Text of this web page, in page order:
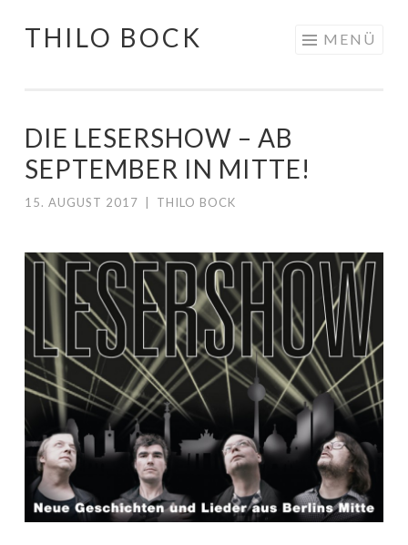
Springe
THILO BOCK MENÜ
DIE LESERSHOW – AB
SEPTEMBER IN MITTE!
15. AUGUST 2017 THILO BOCK